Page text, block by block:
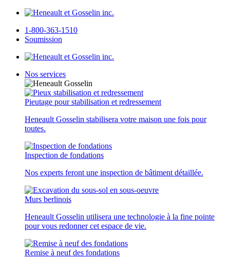
1-800-363-1510
Soumission
Nos services
Pieutage pour stabilisation et redressement
Heneault Gosselin stabilisera votre maison une fois pour
toutes.
Inspection de fondations
Nos experts feront une inspection de bâtiment détaillée.
Murs berlinois
Heneault Gosselin utilisera une technologie à la fine pointe
pour vous redonner cet espace de vie.
Remise à neuf des fondations